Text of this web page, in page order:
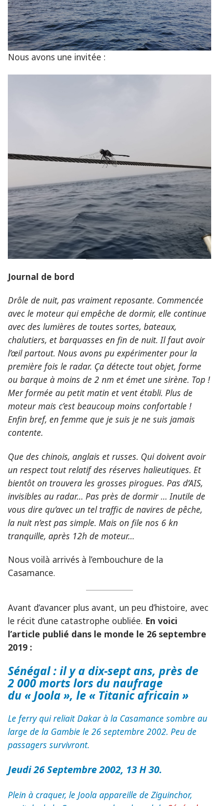
Nous avons une invitée :
Journal de bord
Drôle de nuit, pas vraiment reposante. Commencée
avec le moteur qui empêche de dormir, elle continue
avec des lumières de toutes sortes, bateaux,
chalutiers, et barquasses en fin de nuit. Il faut avoir
l’œil partout. Nous avons pu expérimenter pour la
première fois le radar. Ça détecte tout objet, forme
ou barque à moins de 2 nm et émet une sirène. Top !
Mer formée au petit matin et vent établi. Plus de
moteur mais c’est beaucoup moins confortable !
Enfin bref, en femme que je suis je ne suis jamais
contente.
Que des chinois, anglais et russes. Qui doivent avoir
un respect tout relatif des réserves halieutiques. Et
bientôt on trouvera les grosses pirogues. Pas d’AIS,
invisibles au radar… Pas près de dormir … Inutile de
vous dire qu’avec un tel traffic de navires de pêche,
la nuit n’est pas simple. Mais on file nos 6 kn
tranquille, après 12h de moteur…
Nous voilà arrivés à l’embouchure de la
Casamance.
Avant d’avancer plus avant, un peu d’histoire, avec
le récit d’une catastrophe oubliée. En voici
l’article publié dans le monde le 26 septembre
2019 :
Sénégal : il y a dix-sept ans, près de
2 000 morts lors du naufrage
du « Joola », le « Titanic africain »
Le ferry qui reliait Dakar à la Casamance sombre au
large de la Gambie le 26 septembre 2002. Peu de
passagers survivront.
Jeudi 26 Septembre 2002, 13 H 30.
Plein à craquer, le Joola appareille de Ziguinchor,